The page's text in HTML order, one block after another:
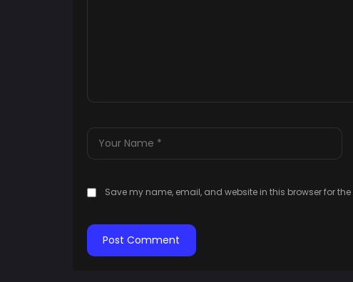
Save my name, email, and website in this browser for